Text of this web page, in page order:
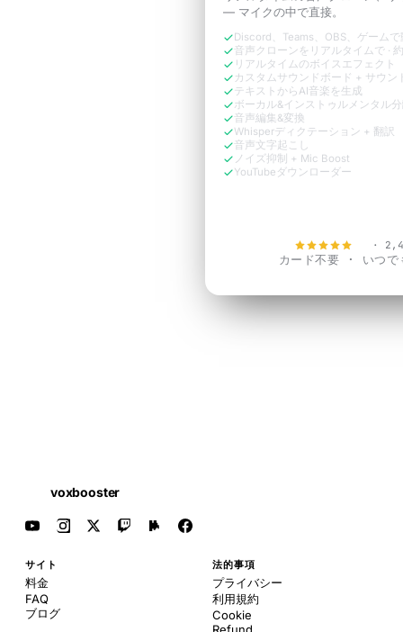
— マイクの中で直接。
Discord、Teams、OBS、ゲームで
音声クローンをリアルタイムで ·
リアルタイムのボイスエフェクト
カスタムサウンドボード + サウン
テキストからAI音楽を生成
ボーカル&インストゥルメンタル
音声編集&変換
Whisperディクテーション + 翻訳
音声文字起こし
ノイズ抑制 + Mic Boost
YouTubeダウンローダー
·
カード不要 · いつで
voxbooster
サイト
料金
FAQ
ブログ
法的事項
プライバシー
利用規約
Cookie